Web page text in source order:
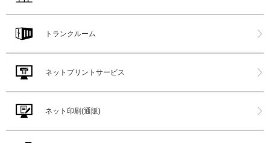
トランクルーム
ネットプリントサービス
ネット印刷(通販)